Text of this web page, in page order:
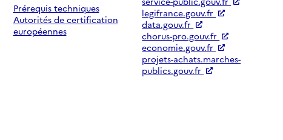
Prérequis techniques
Autorités de certification
européennes
legifrance.gouv.fr
data.gouv.fr
chorus-pro.gouv.fr
economie.gouv.fr
projets-achats.marches-
publics.gouv.fr